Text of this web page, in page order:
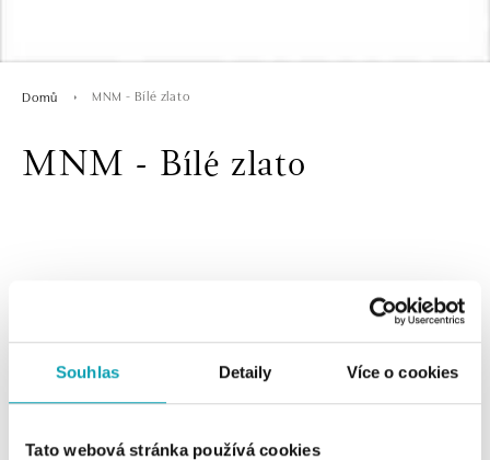
Souhlas Detaily Více o cookies
Tato webová stránka používá cookies
Domů MNM - Bílé zlato
MNM - Bílé zlato